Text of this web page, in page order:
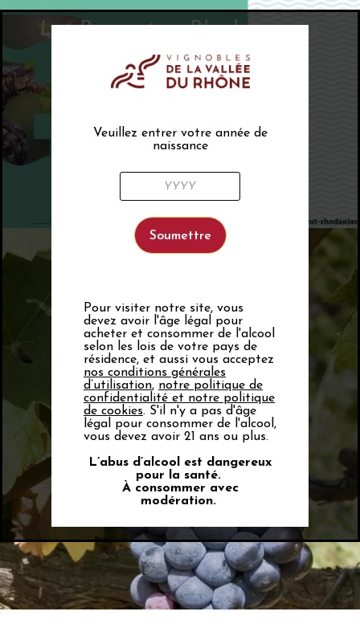
Les Rencontres Rhodaniennes
2024
La deuxième naissance du
Carignan
Veuillez entrer votre année de
naissance
Pour visiter notre site, vous
devez avoir l'âge légal pour
acheter et consommer de l'alcool
selon les lois de votre pays de
résidence, et aussi vous acceptez
nos conditions générales
d’utilisation, notre politique de
confidentialité et notre politique
de cookies. S'il n'y a pas d'âge
légal pour consommer de l'alcool,
vous devez avoir 21 ans ou plus.
L’abus d’alcool est dangereux
pour la santé.
À consommer avec
modération.